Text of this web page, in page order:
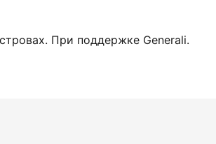
При поддержке Generali.